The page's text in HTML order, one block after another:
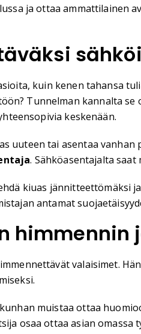
ja ottaa ammattilainen
kuin kenen tahansa
Tunnelman kannalta
keskenään.
uuteen tai asentaa
. Sähköasentajalta
kiuas jännitteettömäksi
antamat
himmennin
valaisimet.
muistaa ottaa
osaa ottaa asian